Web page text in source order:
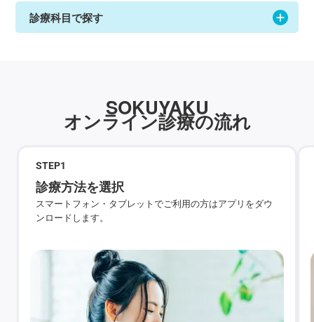
診療科目で探す
SOKUYAKU
オンライン診療の流れ
STEP1
診療方法を選択
スマートフォン・タブレットでご利用の方はアプリをダウ
ンロードします。